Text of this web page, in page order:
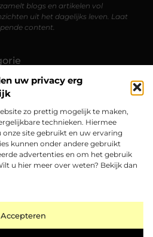
uw privacy erg
zo prettig mogelijk te maken,
technieken. Hiermee
site gebruikt en uw ervaring
kunnen onder andere gebruikt
advertenties en om het gebruik
u hier meer over weten? Bekijk dan
Accepteren
blogs en artikelen vol
uit het dagelijks leven. Laat
content.
All Right Reserved.​